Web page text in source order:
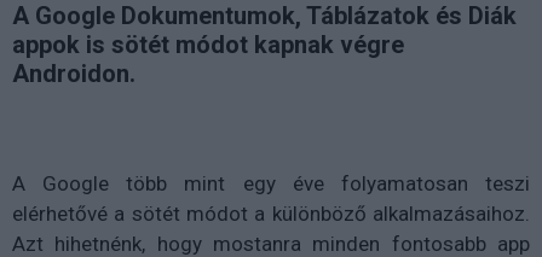
A Google Dokumentumok, Táblázatok és Diák
appok is sötét módot kapnak végre
Androidon.
A Google több mint egy éve folyamatosan teszi
elérhetővé a sötét módot a különböző alkalmazásaihoz.
Azt hihetnénk, hogy mostanra minden fontosabb app